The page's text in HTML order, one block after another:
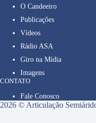
O Candeeiro
Publicações
Vídeos
Rádio ASA
Giro na Mídia
Imagens
CONTATO
Fale Conosco
2026 © Articulação